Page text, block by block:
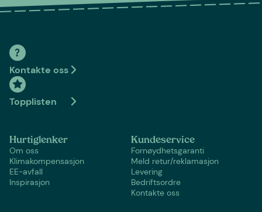
Kontakte oss
Topplisten
Hurtiglenker
Om oss
Klimakompensasjon
EE-avfall
Inspirasjon
Kundeservice
Fornøydhetsgaranti
Meld retur/reklamasjon
Levering
Bedriftsordre
Kontakte oss